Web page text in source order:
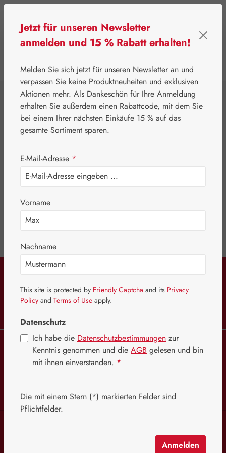
Ihr Warenkorb ist leer.
Produktnummer
Service-Hotline
Vertrag widerrufen
Rechtliches
Informationen
Firmenkunden
Nachnahmegebühren, wenn nicht anders angegeben.
Diese Website verwendet Cookies, um eine
bestmögliche Erfahrung bieten zu können.
Mehr Informationen ...
Nur technisch notwendige
Konfigurieren
Jetzt für unseren Newsletter
anmelden und 15 % Rabatt erhalten!
Melden Sie sich jetzt für unseren Newsletter an und
verpassen Sie keine Produktneuheiten und exklusiven
Aktionen mehr. Als Dankeschön für Ihre Anmeldung
erhalten Sie außerdem einen Rabattcode, mit dem Sie
bei einem Ihrer nächsten Einkäufe 15 % auf das
gesamte Sortiment sparen.
E-Mail-Adresse *
Vorname
Nachname
This site is protected by Friendly Captcha and its Privacy
Policy and Terms of Use apply.
Datenschutz
Ich habe die Datenschutzbestimmungen zur
Kenntnis genommen und die AGB gelesen und bin
mit ihnen einverstanden. *
Die mit einem Stern (*) markierten Felder sind
Pflichtfelder.
Anmelden